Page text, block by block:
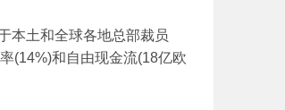
本土和全球各地总部裁员
(14%)和自由现金流(18亿欧